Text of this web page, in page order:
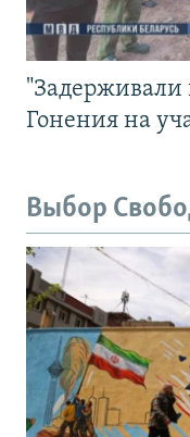
Гонения на
Выбор